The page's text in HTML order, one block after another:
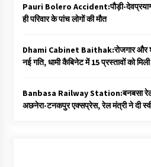
Pauri Bolero Accident:पौड़ी-देवप्रयाग
ही परिवार के पांच लोगों की मौत
Dhami Cabinet Baithak:रोजगार और
नई गति, धामी कैबिनेट में 15 प्रस्तावों को
Banbasa Railway Station:बनबसा
अछनेरा-टनकपुर एक्सप्रेस, रेल मंत्री ने दी